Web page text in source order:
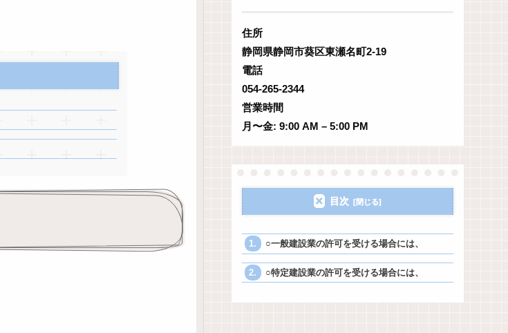
住所
静岡県静岡市葵区東瀬名町2-19
電話
054-265-2344
営業時間
月〜金: 9:00 AM – 5:00 PM
目次
○一般建設業の許可を受ける場合には、
○特定建設業の許可を受ける場合には、